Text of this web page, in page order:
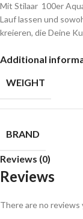
Mit Stilaar 100er
Lauf lassen und
kreieren, die Deine
Additional
WEIGHT
BRAND
Reviews (0)
Reviews
There are no reviews